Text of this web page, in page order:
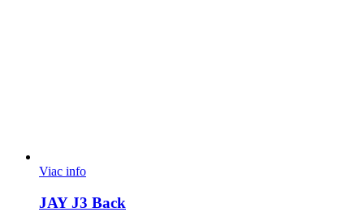
Viac info
JAY J3 Back